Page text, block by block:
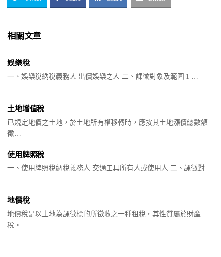
相關文章
娛樂稅
一、娛樂稅納稅義務人 出價娛樂之人 二、課徵對象及範圍 1 …
土地增值稅
已規定地價之土地，於土地所有權移轉時，應按其土地漲價總數額
徵…
使用牌照稅
一、使用牌照稅納稅義務人 交通工具所有人或使用人 二、課徵對…
地價稅
地價稅是以土地為課徵標的所徵收之一種租稅，其性質屬於財產
稅。…